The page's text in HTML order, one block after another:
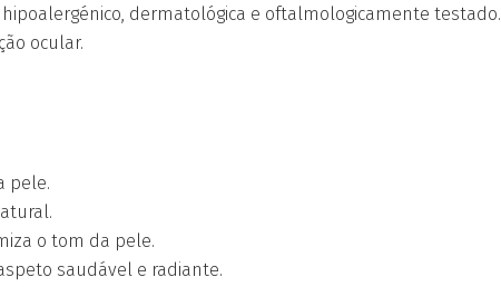
dermatológica e oftalmologicamente testado.
ocular.
pele.
o tom da pele.
saudável e radiante.